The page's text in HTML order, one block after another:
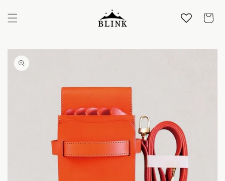
ンツに
進む
ー
ャ
商品情
報にス
キップ